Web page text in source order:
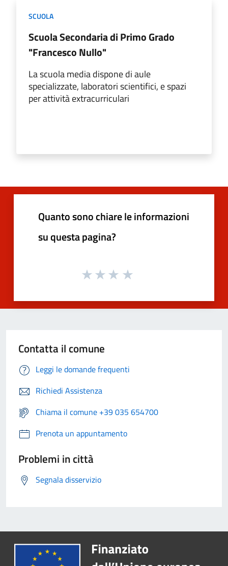
SCUOLA
Scuola Secondaria di Primo Grado
"Francesco Nullo"
La scuola media dispone di aule
specializzate, laboratori scientifici, e spazi
per attività extracurriculari
Quanto sono chiare le informazioni
su questa pagina?
Contatta il comune
Leggi le domande frequenti
Richiedi Assistenza
Chiama il comune +39 035 654700
Prenota un appuntamento
Problemi in città
Segnala disservizio